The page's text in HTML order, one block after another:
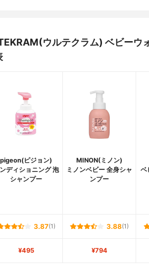
ウルテクラム) ベビーウ
pigeon(ピジョン)
ディショニング 泡
シャンプー
MINON(ミノン)
ミノンベビー 全身シャ
ンプー
ベ
3.87(1) 3.88(1)
¥495 ¥794